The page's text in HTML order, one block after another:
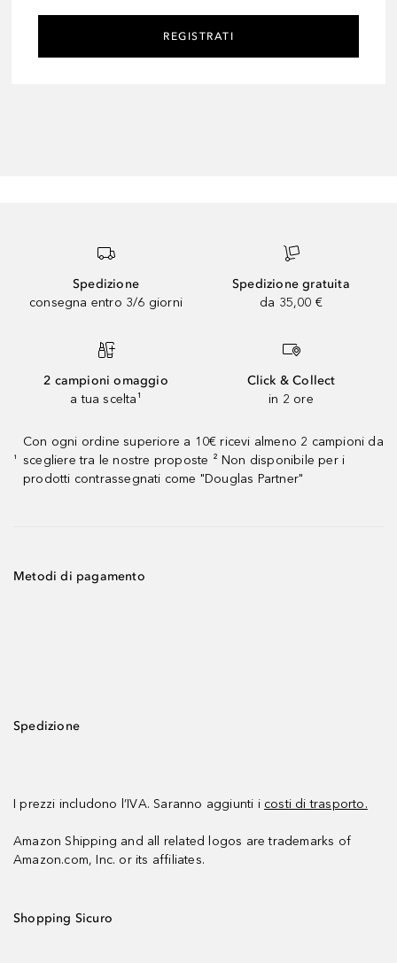
REGISTRATI
Spedizione
consegna entro 3/6 giorni
Spedizione gratuita
da 35,00 €
2 campioni omaggio
a tua scelta¹
Click & Collect
in 2 ore
¹
Con ogni ordine superiore a 10€ ricevi almeno 2 campioni da
scegliere tra le nostre proposte ² Non disponibile per i
prodotti contrassegnati come "Douglas Partner"
Metodi di pagamento
Spedizione
I prezzi includono l’IVA. Saranno aggiunti i costi di trasporto.
Amazon Shipping and all related logos are trademarks of
Amazon.com, Inc. or its affiliates.
Shopping Sicuro